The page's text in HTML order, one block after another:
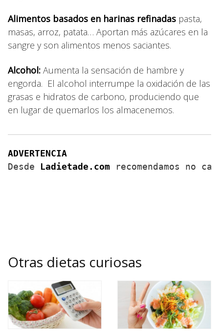
Alimentos basados en harinas refinadas pasta,
masas, arroz, patata… Aportan más azúcares en la
sangre y son alimentos menos saciantes.
Alcohol: Aumenta la sensación de hambre y
engorda. El alcohol interrumpe la oxidación de las
grasas e hidratos de carbono, produciendo que
en lugar de quemarlos los almacenemos.
ADVERTENCIA
Desde Ladietade.com recomendamos no
Otras dietas curiosas